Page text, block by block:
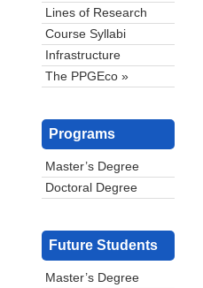
Lines of Research
Course Syllabi
Infrastructure
The PPGEco »
Programs
Master’s Degree
Doctoral Degree
Future Students
Master’s Degree